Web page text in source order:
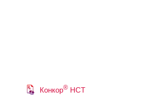
Конкор®НСТ